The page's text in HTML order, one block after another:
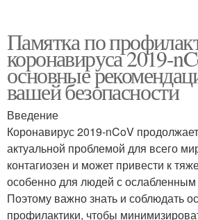
Памятка по
коронавируса 2019-
основные
вашей безопасности
Введение
Коронавирус 2019-nCoV
актуальной проблемой для всего
контагиозен и может привести к
особенно для людей с
Поэтому важно знать и соблюдать
профилактики, чтобы